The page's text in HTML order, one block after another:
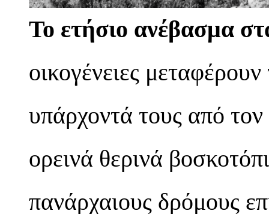
Το ετήσιο ανέβασμα
οικογένειες
υπάρχοντά τους από
ορεινά θερινά
πανάρχαιους δρόμους